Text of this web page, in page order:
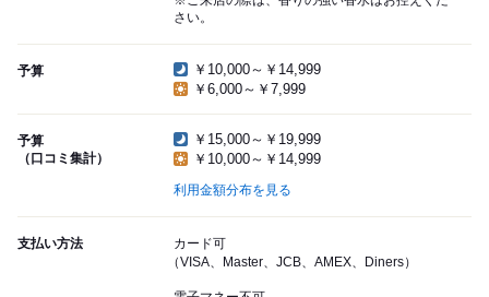
さい。
予算
￥10,000～￥14,999
￥6,000～￥7,999
予算
（口コミ集計）
￥15,000～￥19,999
￥10,000～￥14,999
利用金額分布を見る
支払い方法
カード可
（VISA、Master、JCB、AMEX、Diners）